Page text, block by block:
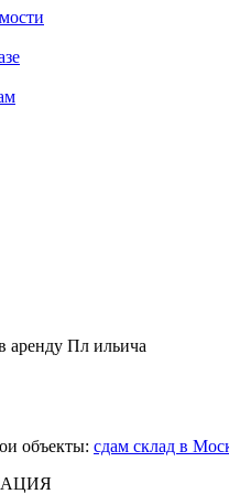
аренду Пл ильича
объекты: сдам склад в